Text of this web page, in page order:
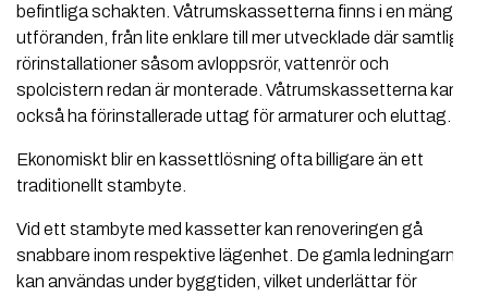
befintliga schakten. Våtrumskassetterna finns i en mängd
utföranden, från lite enklare till mer utvecklade där samtliga
rörinstallationer såsom avloppsrör, vattenrör och
spolcistern redan är monterade. Våtrumskassetterna kan
också ha förinstallerade uttag för armaturer och eluttag.
Ekonomiskt blir en kassettlösning ofta billigare än ett
traditionellt stambyte.
Vid ett stambyte med kassetter kan renoveringen gå
snabbare inom respektive lägenhet. De gamla ledningarna
kan användas under byggtiden, vilket underlättar för